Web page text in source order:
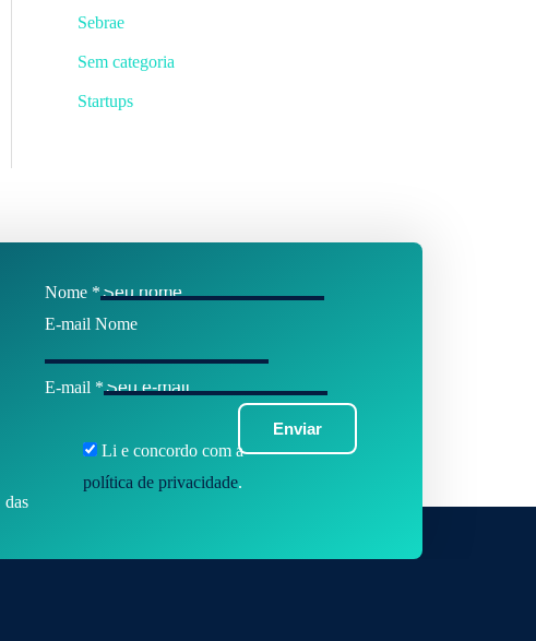
Sebrae
Sem categoria
Startups
das
Nome *
E-mail Nome
E-mail *
Enviar
Li e concordo com a
política de privacidade.